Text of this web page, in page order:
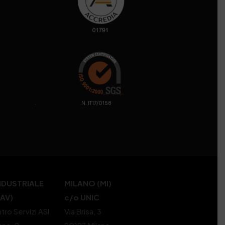
. N. IT17/0158
Servizi ASI
MILANO (MI)
c/o UNIC
Via Brisa, 3